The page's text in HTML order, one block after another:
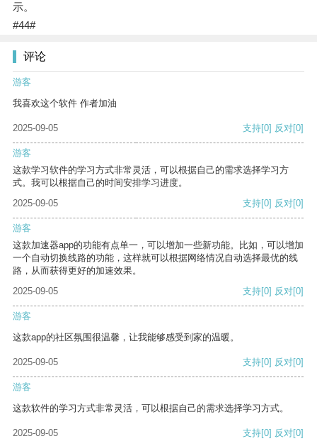
示。
#44#
评论
游客
我喜欢这个软件 作者加油
2025-09-05 支持[0] 反对[0]
游客
这款学习软件的学习方式非常灵活，可以根据自己的需求选择学习方
式。我可以根据自己的时间安排学习进度。
2025-09-05
支持[0] 反对[0]
游客
这款加速器app的功能有点单一，可以增加一些新功能。比如，可以增加
一个自动切换线路的功能，这样就可以根据网络情况自动选择最优的线
路，从而获得更好的加速效果。
2025-09-05
支持[0] 反对[0]
游客
这款app的社区氛围很温馨，让我能够感受到家的温暖。
2025-09-05 支持[0] 反对[0]
游客
这款软件的学习方式非常灵活，可以根据自己的需求选择学习方式。
2025-09-05 支持[0] 反对[0]